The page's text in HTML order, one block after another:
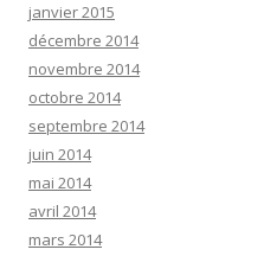
janvier 2015
décembre 2014
novembre 2014
octobre 2014
septembre 2014
juin 2014
mai 2014
avril 2014
mars 2014